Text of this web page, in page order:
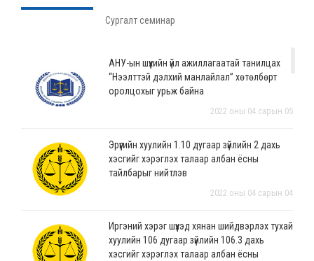
Сургалт семинар
АНУ-ын шүүхийн үйл ажиллагаатай танилцах
“Нээлттэй дэлхий манлайлал” хөтөлбөрт
оролцохыг урьж байна
2022 оны 04 сарын 05
Эрүүгийн хуулийн 1.10 дугаар зүйлийн 2 дахь
хэсгийг хэрэглэх талаар албан ёсны
тайлбарыг нийтлэв
2022 оны 04 сарын 04
Иргэний хэрэг шүүхэд хянан шийдвэрлэх тухай
хуулийн 106 дугаар зүйлийн 106.3 дахь
хэсгийг хэрэглэх талаар албан ёсны